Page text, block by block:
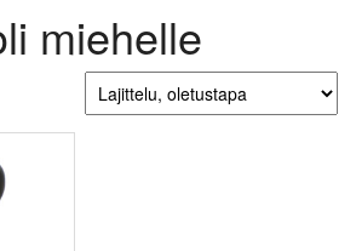
miehelle